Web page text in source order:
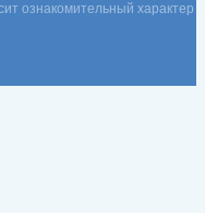
ознакомительный характер